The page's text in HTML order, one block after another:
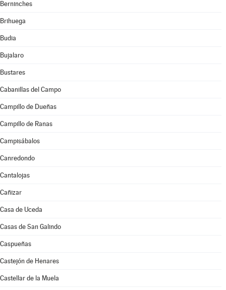
Berninches
Brihuega
Budia
Bujalaro
Bustares
Cabanillas del Campo
Campillo de Dueñas
Campillo de Ranas
Campisábalos
Canredondo
Cantalojas
Cañizar
Casa de Uceda
Casas de San Galindo
Caspueñas
Castejón de Henares
Castellar de la Muela